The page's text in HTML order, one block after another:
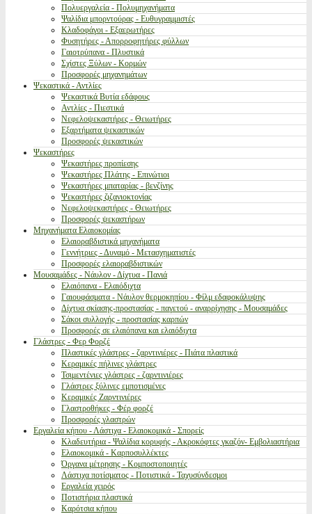
Πολυεργαλεία - Πολυμηχανήματα
Ψαλίδια μπορντούρας - Ευθυγραμμιστές
Κλαδοφάγοι - Εξαερωτήρες
Φυσητήρες - Απορροφητήρες φύλλων
Γαιοτρύπανα - Πλυστικά
Σχίστες Ξύλων - Κορμών
Προσφορές μηχανημάτων
Ψεκαστικά - Αντλίες
Ψεκαστικά Βυτία εδάφους
Αντλίες - Πιεστικά
Νεφελοψεκαστήρες - Θειωτήρες
Εξαρτήματα ψεκαστικών
Προσφορές ψεκαστικών
Ψεκαστήρες
Ψεκαστήρες προπίεσης
Ψεκαστήρες Πλάτης - Επινώτιοι
Ψεκαστήρες μπαταρίας - βενζίνης
Ψεκαστήρες ζιζανιοκτονίας
Νεφελοψεκαστήρες - Θειωτήρες
Προσφορές ψεκαστήρων
Μηχανήματα Ελαιοκομίας
Ελαιοραβδιστικά μηχανήματα
Γεννήτριες - Δυναμό - Μετασχηματιστές
Προσφορές ελαιοραβδιστικών
Μουσαμάδες - Νάυλον - Δίχτυα - Πανιά
Ελαιόπανα - Ελαιόδιχτα
Γαιουφάσματα - Νάυλον θερμοκηπίου - Φίλμ εδαφοκάλυψης
Δίχτυα σκίασης-προστασίας - παγετού - αναρρίχησης - Μουσαμάδες
Σάκοι συλλογής - προστασίας καρπών
Προσφορές σε ελαιόπανα και ελαιόδιχτα
Γλάστρες - Φερ Φορζέ
Πλαστικές γλάστρες - ζαρντινιέρες - Πιάτα πλαστικά
Κεραμικές πήλινες γλάστρες
Τσιμεντένιες γλάστρες - ζαρντινιέρες
Γλάστρες ξύλινες εμποτισμένες
Κεραμικές Ζαρντινιέρες
Γλαστροθήκες - Φέρ φορζέ
Προσφορές γλαστρών
Εργαλεία κήπου - Λάστιχα - Ελαιοκομικά - Σπορείς
Κλαδευτήρια - Ψαλίδια κορυφής - Ακροκόφτες γκαζόν- Εμβολιαστήρια
Ελαιοκομικά - Καρποσυλλέκτες
Όργανα μέτρησης - Κομποστοποιητές
Λάστιχα ποτίσματος - Ποτιστικά - Ταχυσύνδεσμοι
Εργαλεία χειρός
Ποτιστήρια πλαστικά
Καρότσια κήπου